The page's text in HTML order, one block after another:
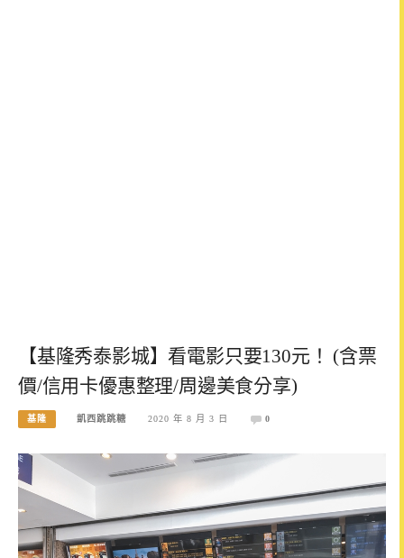
【基隆秀泰影城】看電影只要130元！ (含票
價/信用卡優惠整理/周邊美食分享)
基隆 凱西跳跳糖 2020 年 8 月 3 日 0